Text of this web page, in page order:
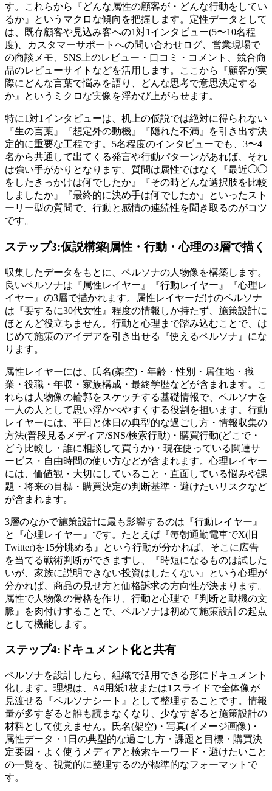
す。これらから『どんな属性の顧客が・どんな行動をしてい
るか』というマクロな傾向を把握します。定性データとして
は、既存顧客や見込み客への1対1インタビュー(5〜10名程
度)、カスタマーサポートへの問い合わせログ、営業現場で
の商談メモ、SNS上のレビュー・口コミ・コメント、競合商
品のレビューサイトなどを活用します。ここから『顧客が実
際にどんな言葉で悩みを語り、どんな思考で意思決定する
か』というミクロな実像を浮かび上がらせます。
特に1対1インタビューは、机上の仮説では絶対に得られない
『生の言葉』『想定外の動機』『隠れた不満』を引き出す決
定的に重要な工程です。5名程度のインタビューでも、3〜4
名から共通して出てくる発言や行動パターンがあれば、それ
は強い手がかりとなります。質問は属性ではなく『最近◯◯
をしたきっかけは何でしたか』『その時どんな選択肢を比較
しましたか』『最終的に決め手は何でしたか』といったスト
ーリー型の質問で、行動と感情の連続性を聞き取るのがコツ
です。
ステップ3:仮説構築|属性・行動・心理の3層で描く
収集したデータをもとに、ペルソナの人物像を構築します。
良いペルソナは『属性レイヤー』『行動レイヤー』『心理レ
イヤー』の3層で描かれます。属性レイヤーだけのペルソナ
は『要するに30代女性』程度の情報しか持たず、施策設計に
ほとんど役立ちません。行動と心理まで踏み込むことで、は
じめて施策のアイデアを引き出せる『使えるペルソナ』にな
ります。
属性レイヤーには、氏名(架空)・年齢・性別・居住地・職
業・役職・年収・家族構成・最終学歴などが含まれます。こ
れらは人物像の輪郭をスケッチする基礎情報で、ペルソナを
一人の人として思い浮かべやすくする役割を担います。行動
レイヤーには、平日と休日の典型的な過ごし方・情報収集の
方法(普段見るメディア/SNS/検索行動)・購買行動(どこで・
どう比較し・誰に相談して買うか)・現在使っている関連サ
ービス・自由時間の使い方などが含まれます。心理レイヤー
には、価値観・大切にしていること・直面している悩みや課
題・将来の目標・購買決定の判断基準・避けたいリスクなど
が含まれます。
3層のなかで施策設計に最も影響するのは『行動レイヤー』
と『心理レイヤー』です。たとえば『毎朝通勤電車でX(旧
Twitter)を15分眺める』という行動が分かれば、そこに広告
を当てる戦術判断ができますし、『時短になるものは試した
いが、家族に説明できない投資はしたくない』という心理が
分かれば、商品の見せ方と価格訴求の方向性が決まります。
属性で人物像の骨格を作り、行動と心理で『判断と動機の文
脈』を肉付けすることで、ペルソナは初めて施策設計の起点
として機能します。
ステップ4:ドキュメント化と共有
ペルソナを設計したら、組織で活用できる形にドキュメント
化します。理想は、A4用紙1枚または1スライドで全体像が
見渡せる『ペルソナシート』として整理することです。情報
量が多すぎると誰も読まなくなり、少なすぎると施策設計の
材料として使えません。氏名(架空)・写真(イメージ画像)・
属性データ・1日の典型的な過ごし方・課題と目標・購買決
定要因・よく使うメディアと検索キーワード・避けたいこと
の一覧を、視覚的に整理するのが標準的なフォーマットで
す。